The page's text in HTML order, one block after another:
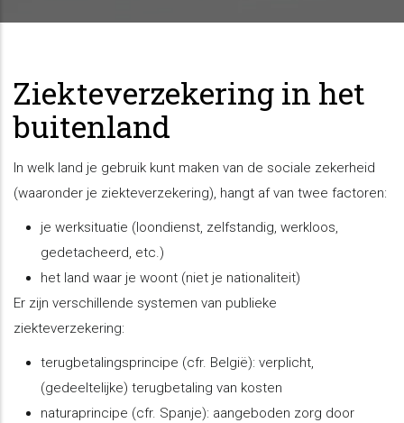
Ziekteverzekering in het
buitenland
In welk land je gebruik kunt maken van de sociale zekerheid
(waaronder je ziekteverzekering), hangt af van twee factoren:
je werksituatie (loondienst, zelfstandig, werkloos,
gedetacheerd, etc.)
het land waar je woont (niet je nationaliteit)
Er zijn verschillende systemen van publieke
ziekteverzekering:
terugbetalingsprincipe (cfr. België): verplicht,
(gedeeltelijke) terugbetaling van kosten
naturaprincipe (cfr. Spanje): aangeboden zorg door